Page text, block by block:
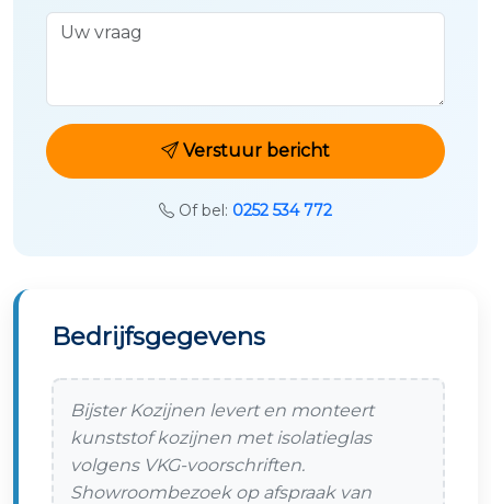
Uw vraag
Verstuur bericht
Of bel: 0252 534 772
Bedrijfsgegevens
Bijster Kozijnen levert en monteert
kunststof kozijnen met isolatieglas
volgens VKG-voorschriften.
Showroombezoek op afspraak van